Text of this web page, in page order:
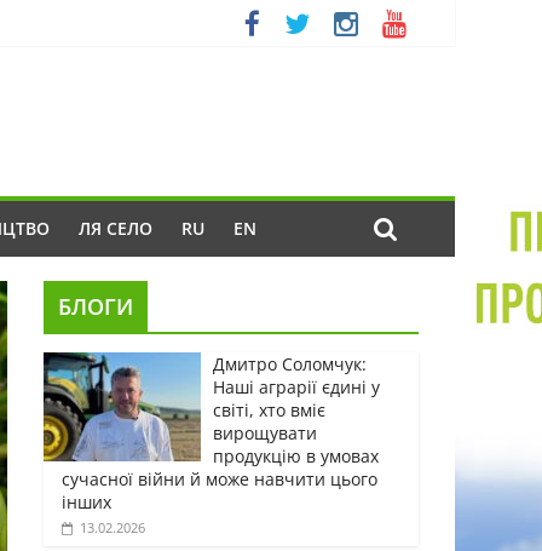
ЛЯ СЕЛО RU EN
БЛОГИ
Дмитро Соломчук:
Наші аграрії єдині у
світі, хто вміє
вирощувати
продукцію в умовах
сучасної війни й може навчити цього
інших
13.02.2026